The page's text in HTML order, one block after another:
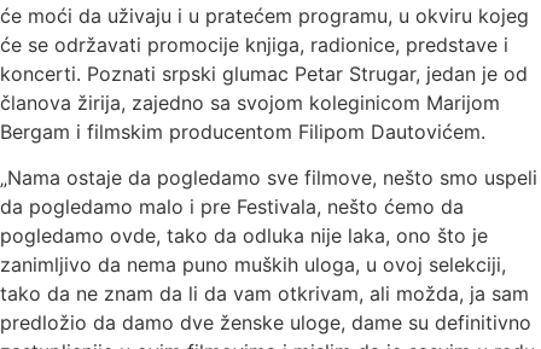
će moći da uživaju i u pratećem programu, u okviru kojeg
će se održavati promocije knjiga, radionice, predstave i
koncerti. Poznati srpski glumac Petar Strugar, jedan je od
članova žirija, zajedno sa svojom koleginicom Marijom
Bergam i filmskim producentom Filipom Dautovićem.
„Nama ostaje da pogledamo sve filmove, nešto smo uspeli
da pogledamo malo i pre Festivala, nešto ćemo da
pogledamo ovde, tako da odluka nije laka, ono što je
zanimljivo da nema puno muških uloga, u ovoj selekciji,
tako da ne znam da li da vam otkrivam, ali možda, ja sam
predložio da damo dve ženske uloge, dame su definitivno